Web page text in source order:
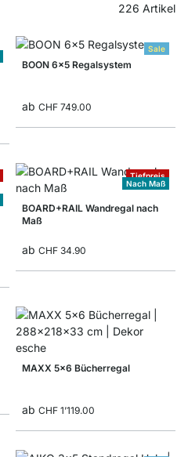
226 Artikel
Sale
BOON 6x5 Regalsystem
ab CHF 749.00
Tiefpreis
Nach Maß
BOARD+RAIL Wandregal nach
Maß
ab CHF 34.90
MAXX 5x6 Bücherregal
ab CHF 1’119.00